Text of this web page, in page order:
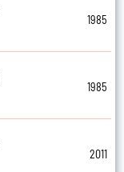
1985
1985
2011